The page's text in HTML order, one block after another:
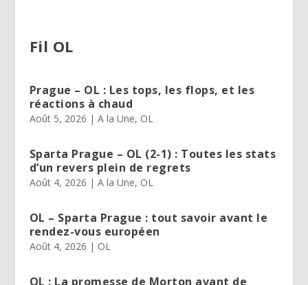
Fil OL
Prague – OL : Les tops, les flops, et les
réactions à chaud
Août 5, 2026 | A la Une, OL
Sparta Prague – OL (2-1) : Toutes les stats
d’un revers plein de regrets
Août 4, 2026 | A la Une, OL
OL – Sparta Prague : tout savoir avant le
rendez-vous européen
Août 4, 2026 | OL
OL : La promesse de Morton avant de